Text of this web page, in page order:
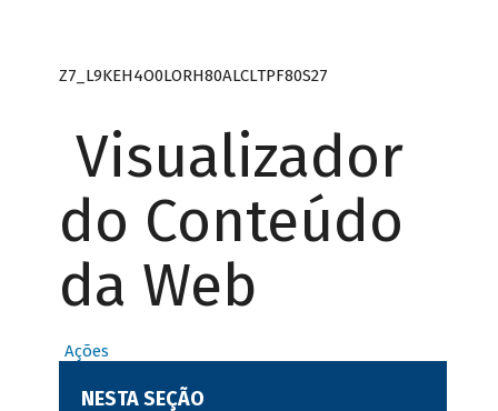
Z7_L9KEH4O0LORH80ALCLTPF80S27
Visualizador
do Conteúdo
da Web
Ações
NESTA SEÇÃO